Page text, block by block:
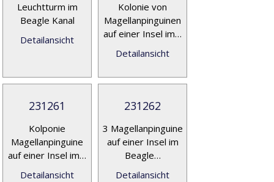
Leuchtturm im
Beagle Kanal
Detailansicht
Kolonie von
Magellanpinguinen
auf einer Insel im…
Detailansicht
231261
Kolponie
Magellanpinguine
auf einer Insel im…
Detailansicht
231262
3 Magellanpinguine
auf einer Insel im
Beagle…
Detailansicht